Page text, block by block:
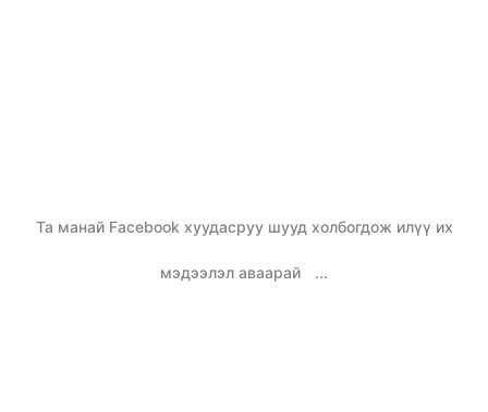
Та манай Facebook хуудасруу шууд холбогдож илүү их
мэдээлэл аваарай ...